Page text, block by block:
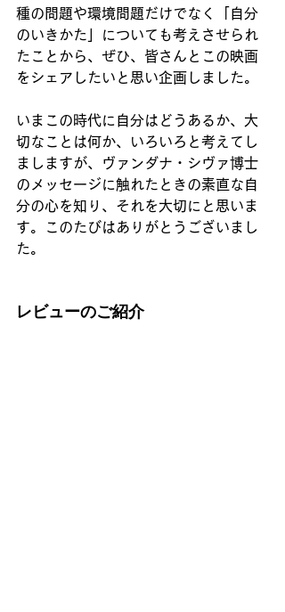
種の問題や環境問題だけでなく「自分
のいきかた」についても考えさせられ
たことから、ぜひ、皆さんとこの映画
をシェアしたいと思い企画しました。
いまこの時代に自分はどうあるか、大
切なことは何か、いろいろと考えてし
ましますが、ヴァンダナ・シヴァ博士
のメッセージに触れたときの素直な自
分の心を知り、それを大切にと思いま
す。このたびはありがとうございまし
た。
レビューのご紹介